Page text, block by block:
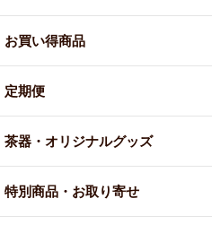
お買い得商品
定期便
茶器・オリジナルグッズ
特別商品・お取り寄せ